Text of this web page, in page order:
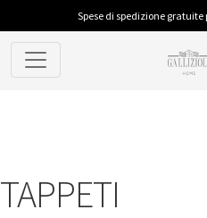
Spese di spedizione
TAPPETI